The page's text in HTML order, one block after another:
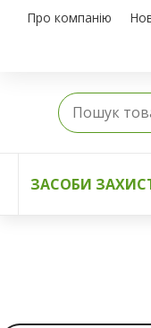
Про компанію
ЗАСОБИ